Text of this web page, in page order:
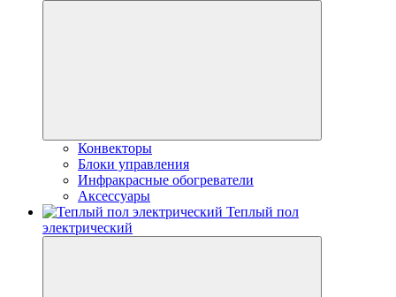
Конвекторы
Блоки управления
Инфракрасные обогреватели
Аксессуары
Теплый пол
электрический